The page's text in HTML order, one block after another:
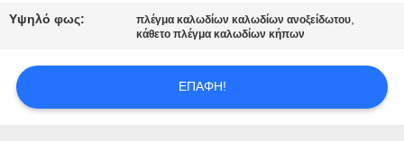
ΖΗΤΉΣΤΕ
Υψηλό φως: πλέγμα καλωδίων καλωδίων ανοξείδωτου,
κάθετο πλέγμα καλωδίων κήπων
ΕΠΑΦΉ!